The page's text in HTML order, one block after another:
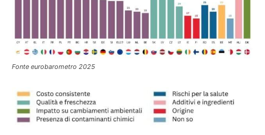
Fonte eurobarometro 2025